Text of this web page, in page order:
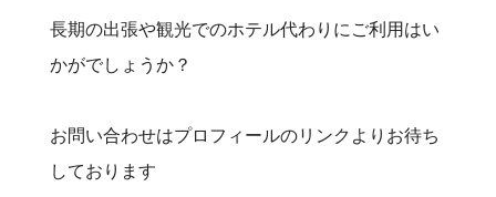
長期の出張や観光でのホテル代わりにご利用はい
かがでしょうか？
お問い合わせはプロフィールのリンクよりお待ち
しております